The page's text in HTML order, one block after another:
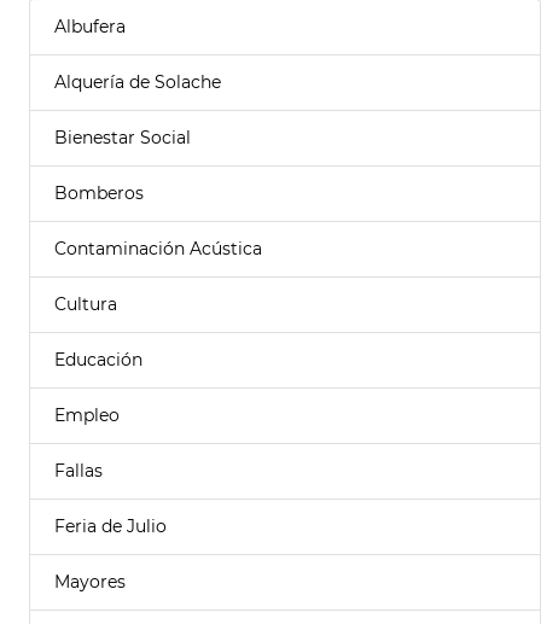
Albufera
Alquería de Solache
Bienestar Social
Bomberos
Contaminación Acústica
Cultura
Educación
Empleo
Fallas
Feria de Julio
Mayores